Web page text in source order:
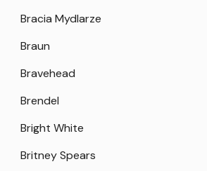
Bracia Mydlarze
Braun
Bravehead
Brendel
Bright White
Britney Spears